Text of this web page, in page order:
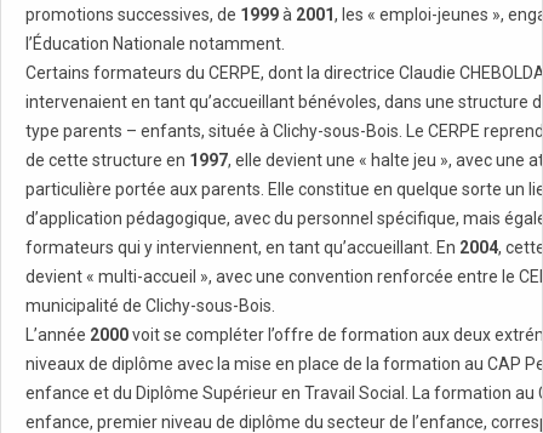
promotions successives, de 1999à 2001, les « emploi-jeunes »,
l’Éducation Nationale notamment.
Certains formateurs du CERPE, dont la directrice Claudie
intervenaient en tant qu’accueillant bénévoles, dans une structure
type parents – enfants, située à Clichy-sous-Bois. Le CERPE
de cette structure en 1997, elle devient une « halte jeu », avec une
particulière portée aux parents. Elle constitue en quelque sorte un
d’application pédagogique, avec du personnel spécifique, mais
formateurs qui y interviennent, en tant qu’accueillant. En 2004,
devient « multi-accueil », avec une convention renforcée entre le
municipalité de Clichy-sous-Bois.
L’année 2000voit se compléter l’offre de formation aux deux
niveaux de diplôme avec la mise en place de la formation au CAP
enfance et du Diplôme Supérieur en Travail Social. La formation au
enfance, premier niveau de diplôme du secteur de l’enfance,